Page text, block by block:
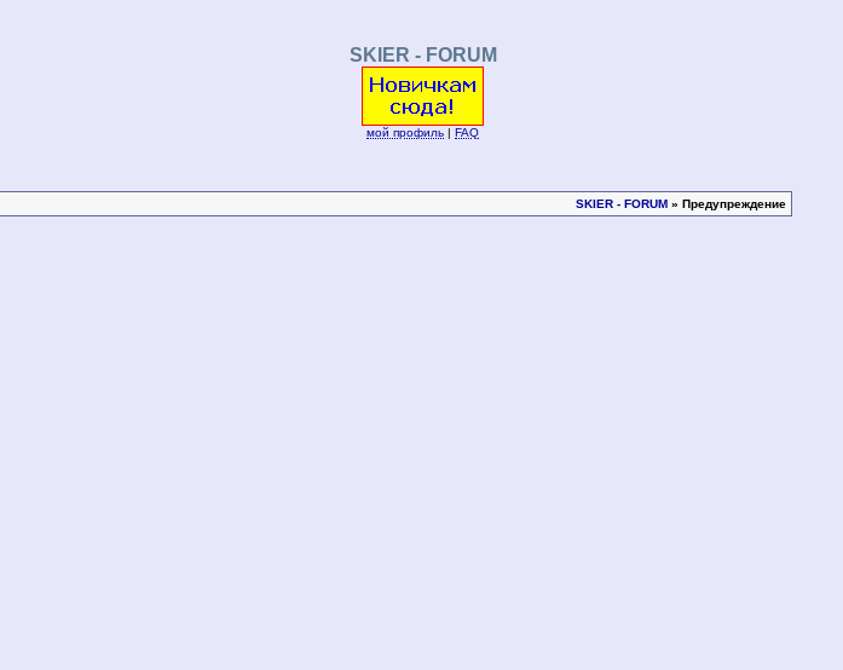
SKIER - FORUM
мой профиль | FAQ
SKIER - FORUM» Предупреждение